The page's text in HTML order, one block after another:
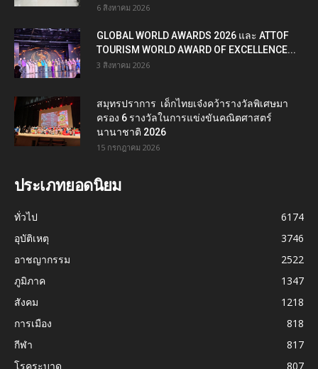
6 สิงหาคม 2026
GLOBAL WORLD AWARDS 2026 และ ATTOF
TOURISM WORLD AWARD OF EXCELLENCE...
3 สิงหาคม 2026
สมุทรปราการ เด็กไทยเจ๋งคว้ารางวัลพิเศษมา
ครอง 6 รางวัลในการแข่งขันคณิตศาสตร์
นานาชาติ 2026
15 กรกฎาคม 2026
ประเภทยอดนิยม
ทั่วไป
6174
อุบัติเหตุ
3746
อาชญากรรม
2522
ภูมิภาค
1347
สังคม
1218
การเมือง
818
กีฬา
817
โรคระบาด
807